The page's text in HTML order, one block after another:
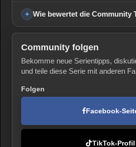
Wie bewertet die Community
Community folgen
Bekomme neue Serientipps,
und teile diese Serie mit anderen
Folgen
Facebook-
TikTok-Profil